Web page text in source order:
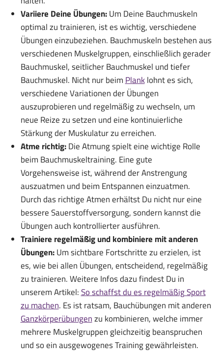
Variiere Deine Übungen:Um Deine Bauchmuskeln
optimal zu trainieren, ist es wichtig, verschiedene
Übungen einzubeziehen. Bauchmuskeln bestehen aus
verschiedenen Muskelgruppen, einschließlich gerader
Bauchmuskel, seitlicher Bauchmuskel und tiefer
Bauchmuskel. Nicht nur beim Planklohnt es sich,
verschiedene Variationen der Übungen
auszuprobieren und regelmäßig zu wechseln, um
neue Reize zu setzen und eine kontinuierliche
Stärkung der Muskulatur zu erreichen.
Atme richtig:Die Atmung spielt eine wichtige Rolle
beim Bauchmuskeltraining. Eine gute
Vorgehensweise ist, während der Anstrengung
auszuatmen und beim Entspannen einzuatmen.
Durch das richtige Atmen erhältst Du nicht nur eine
bessere Sauerstoffversorgung, sondern kannst die
Übungen auch kontrollierter ausführen.
Trainiere regelmäßig und kombiniere mit anderen
Übungen:Um sichtbare Fortschritte zu erzielen, ist
es, wie bei allen Übungen, entscheidend, regelmäßig
zu trainieren. Weitere Infos dazu findest Du in
unserem Artikel:So schaffst du es regelmäßig Sport
zu machen. Es ist ratsam, Bauchübungen mit anderen
Ganzkörperübungenzu kombinieren, welche immer
mehrere Muskelgruppen gleichzeitig beanspruchen
und so ein ausgewogenes Training gewährleisten.